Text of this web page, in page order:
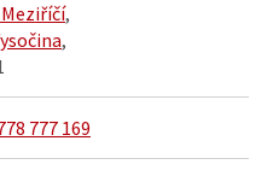
,
,
777 169